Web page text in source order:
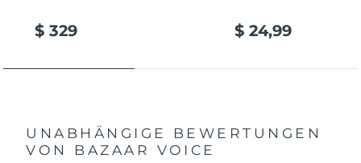
$ 329 $ 24,99
UNABHÄNGIGE BEWERTUNGEN
VON BAZAAR VOICE
Vereinigtes
Königreich
Erwartete Lieferung
09/08/2026
Usbekistan
Erwartete Lieferung
14/08/2026